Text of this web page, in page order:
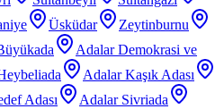
Üsküdar
Zeytinburnu
Adalar Demokrasi ve
Adalar Kaşık Adası
Adası
Adalar Sivriada